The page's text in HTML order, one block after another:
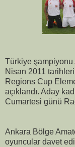
Türkiye şampiyonu
Nisan 2011
Regions Cup
açıklandı. Aday
Cumartesi günü
Ankara Bölge
oyuncular davet